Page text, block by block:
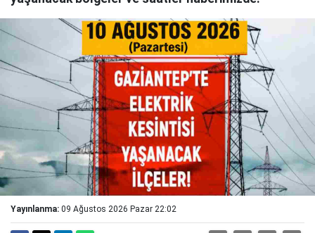
Yayınlanma: 09 Ağustos 2026 Pazar 22:02